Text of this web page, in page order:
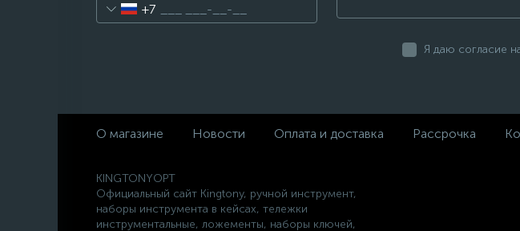
+7
Я даю согласие
О магазине Новости Оплата и доставка Рассрочка
KINGTONYOPT
Официальный сайт Kingtony, ручной инструмент,
наборы инструмента в кейсах, тележки
инструментальные, ложементы, наборы ключей,